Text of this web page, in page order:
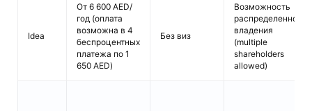
Idea
От 6 600 AED/
год (оплата
возможна в 4
беспроцентных
платежа по 1
650 AED)
Без виз
Возможность
распределенного
владения
(multiple
shareholders
allowed)